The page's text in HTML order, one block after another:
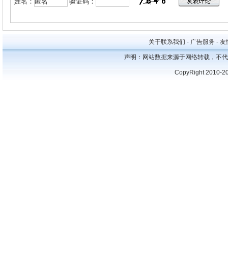
关于联系我们 - 广告服务 -
声明：网站数据来源于网络转载，不
CopyRight 2010-